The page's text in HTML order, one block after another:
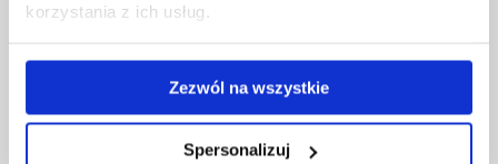
korzystania z ich usług.
Zezwól na wszystkie
Spersonalizuj
Projekty współfinansowane przez UE
Wynajem sal
Dane kontaktowe
Deklaracja dostępności cyfrowej